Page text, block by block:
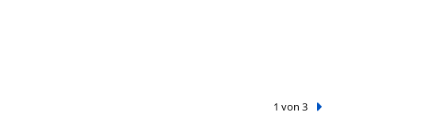
1 von 3 Nächster Treffer